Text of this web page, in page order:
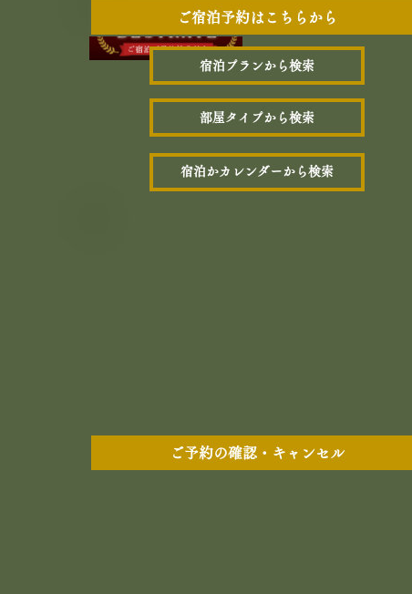
ご予約の確認・キャンセル
ご宿泊予約はこちらから
宿泊プランから検索
部屋タイプから検索
宿泊かカレンダーから検索